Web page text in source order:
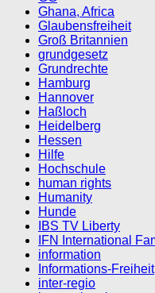
Ghana, Africa
Glaubensfreiheit
Groß Britannien
grundgesetz
Grundrechte
Hamburg
Hannover
Haßloch
Heidelberg
Hessen
Hilfe
Hochschule
human rights
Humanity
Hunde
IBS TV Liberty
IFN International
information
Informations-Freiheit
inter-regio